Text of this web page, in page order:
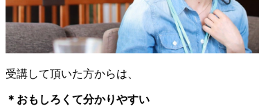
受講して頂いた方からは、
＊おもしろくて分かりやすい